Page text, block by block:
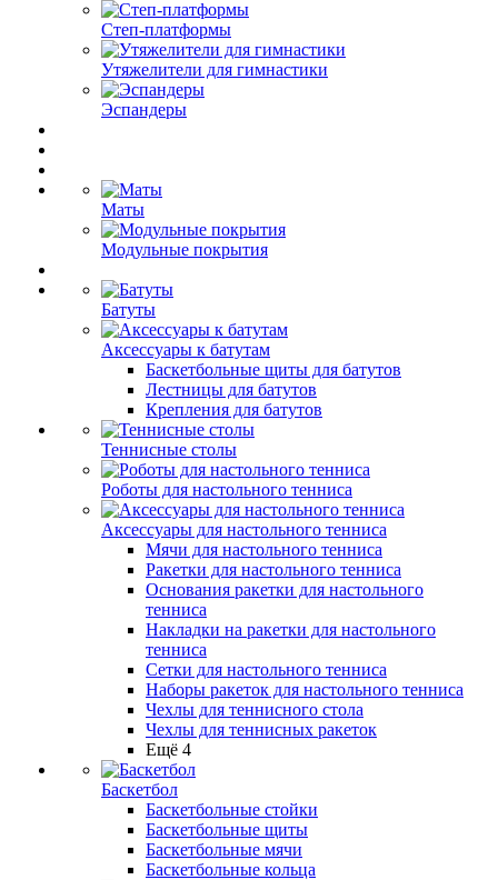
Степ-платформы
Утяжелители для гимнастики
Эспандеры
Маты
Модульные покрытия
Батуты
Аксессуары к батутам
Баскетбольные щиты для батутов
Лестницы для батутов
Крепления для батутов
Теннисные столы
Роботы для настольного тенниса
Аксессуары для настольного тенниса
Мячи для настольного тенниса
Ракетки для настольного тенниса
Основания ракетки для настольного
тенниса
Накладки на ракетки для настольного
тенниса
Сетки для настольного тенниса
Наборы ракеток для настольного тенниса
Чехлы для теннисного стола
Чехлы для теннисных ракеток
Ещё 4
Баскетбол
Баскетбольные стойки
Баскетбольные щиты
Баскетбольные мячи
Баскетбольные кольца